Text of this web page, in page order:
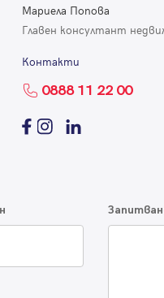
Мариела Попова
Главен консултант
Контакти
0888 11 22 00
регистрацията.
Благодарим ви!
Влезте с профила
по-подробна
Имейл